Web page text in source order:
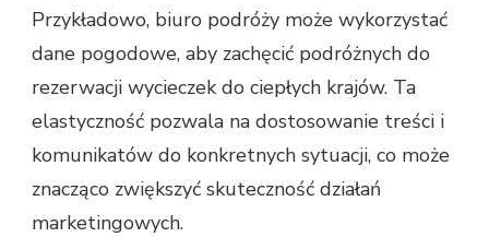
Przykładowo, biuro podróży może wykorzystać
dane pogodowe, aby zachęcić podróżnych do
rezerwacji wycieczek do ciepłych krajów. Ta
elastyczność pozwala na dostosowanie treści i
komunikatów do konkretnych sytuacji, co może
znacząco zwiększyć skuteczność działań
marketingowych.